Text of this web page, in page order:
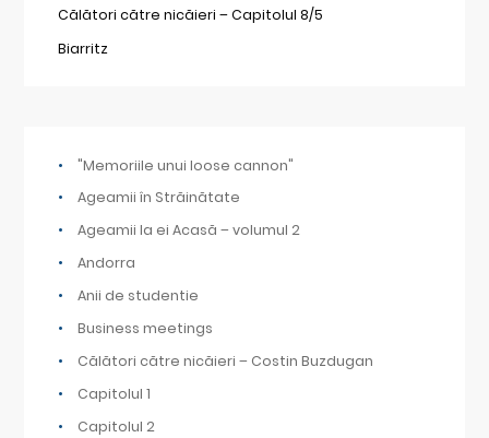
Călători către nicăieri – Capitolul 8/5
Biarritz
"Memoriile unui loose cannon"
Ageamii în Străinătate
Ageamii la ei Acasă – volumul 2
Andorra
Anii de studentie
Business meetings
Călători către nicăieri – Costin Buzdugan
Capitolul 1
Capitolul 2